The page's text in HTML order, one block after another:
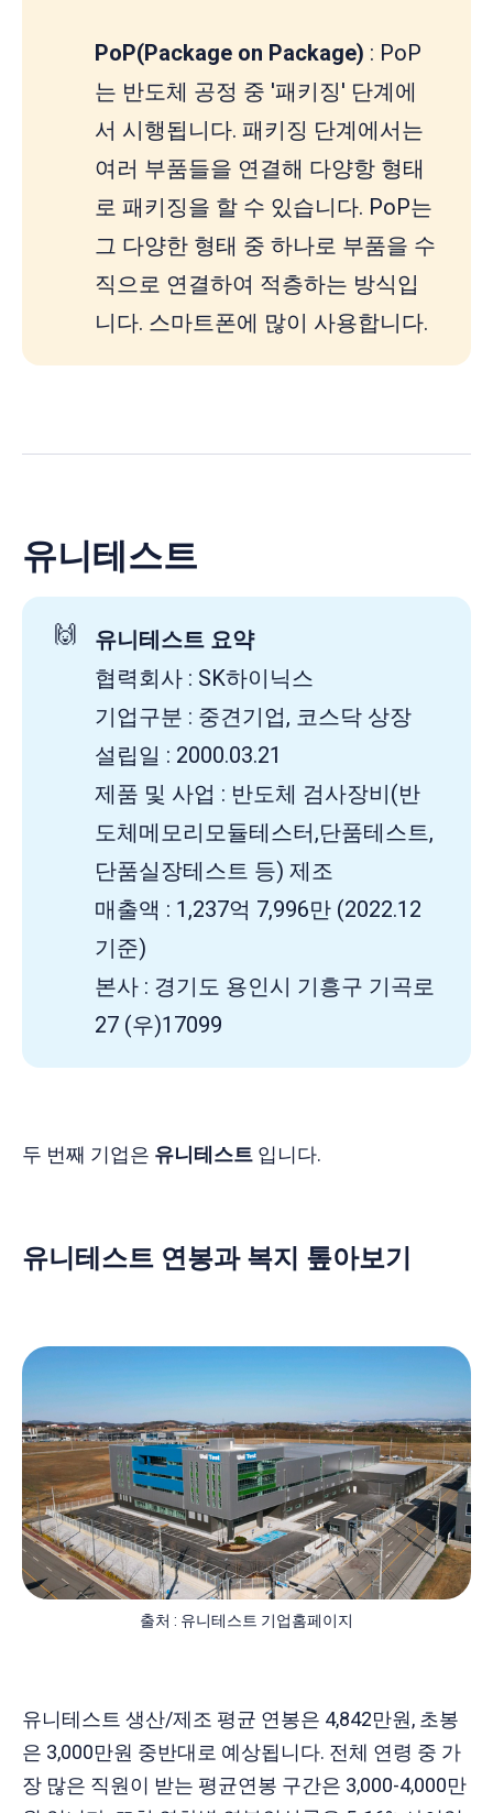
PoP(Package on Package) : PoP
는 반도체 공정 중 '패키징' 단계에
서 시행됩니다. 패키징 단계에서는
여러 부품들을 연결해 다양항 형태
로 패키징을 할 수 있습니다. PoP는
그 다양한 형태 중 하나로 부품을 수
직으로 연결하여 적층하는 방식입
니다. 스마트폰에 많이 사용합니다.
유니테스트
🙌
유니테스트 요약
협력회사 : SK하이닉스
기업구분 : 중견기업, 코스닥 상장
설립일 : 2000.03.21
제품 및 사업 : 반도체 검사장비(반
도체메모리모듈테스터,단품테스트,
단품실장테스트 등) 제조
매출액 : 1,237억 7,996만 (2022.12
기준)
본사 : 경기도 용인시 기흥구 기곡로
27 (우)17099
두 번째 기업은 유니테스트 입니다.
유니테스트 연봉과 복지 톺아보기
출처 : 유니테스트 기업홈페이지
유니테스트 생산/제조 평균 연봉은 4,842만원, 초봉
은 3,000만원 중반대로 예상됩니다. 전체 연령 중 가
장 많은 직원이 받는 평균연봉 구간은 3,000-4,000만